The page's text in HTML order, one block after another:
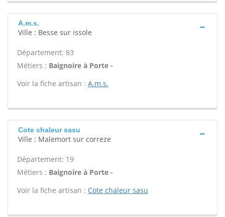
A.m.s.
Ville : Besse sur issole
Département: 83
Métiers : Baignoire à Porte -
Voir la fiche artisan : A.m.s.
Cote chaleur sasu
Ville : Malemort sur correze
Département: 19
Métiers : Baignoire à Porte -
Voir la fiche artisan : Cote chaleur sasu